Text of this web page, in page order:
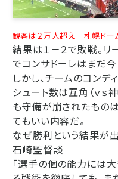
観客は２万人超え 札幌ドー
結果は１－２で敗戦。
でコンサドーレはまだ
しかし、チームのコンデ
シュート数は互角（ｖｓ
も守備が崩されたもの
てもいい内容だ。
なぜ勝利という結果が
石崎監督談
「選手の個の能力には